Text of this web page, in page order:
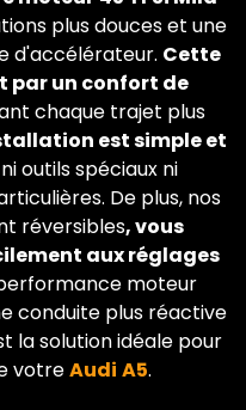
plus douces et une
d'accélérateur. Cette
un confort de
chaque trajet plus
est simple et
outils spéciaux ni
De plus, nos
réversibles, vous
aux réglages
moteur
conduite plus réactive
la solution idéale pour
votreAudi A5.